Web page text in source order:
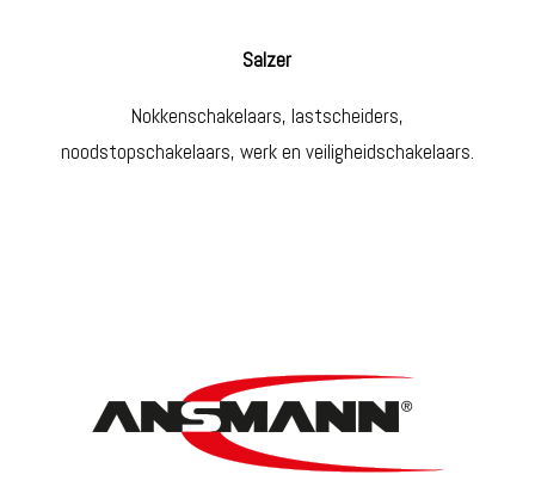
Salzer
Nokkenschakelaars, lastscheiders,
noodstopschakelaars, werk en veiligheidschakelaars.